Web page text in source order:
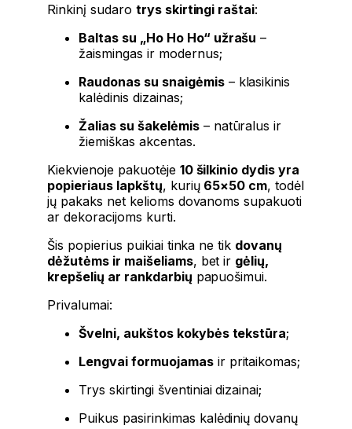
Rinkinį sudaro trys skirtingi raštai:
Baltas su „Ho Ho Ho“ užrašu –
žaismingas ir modernus;
Raudonas su snaigėmis– klasikinis
kalėdinis dizainas;
Žalias su šakelėmis– natūralus ir
žiemiškas akcentas.
Kiekvienoje pakuotėje 10 šilkinio dydis yra
popieriaus lapkštų, kurių 65×50 cm, todėl
jų pakaks net kelioms dovanoms supakuoti
ar dekoracijoms kurti.
Šis popierius puikiai tinka ne tik dovanų
dėžutėms ir maišeliams, bet ir gėlių,
krepšelių ar rankdarbių papuošimui.
Privalumai:
Švelni, aukštos kokybės tekstūra;
Lengvai formuojamasir pritaikomas;
Trys skirtingi šventiniai dizainai;
Puikus pasirinkimas kalėdinių dovanų